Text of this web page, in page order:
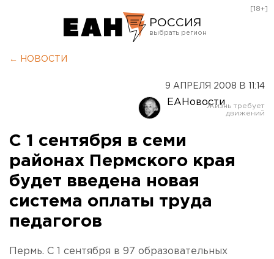
РОССИЯ
Оренбург
[18+]
← НОВОСТИ
9 АПРЕЛЯ 2008 В 11:14
ЕАНовости
С 1 сентября в семи
районах Пермского края
будет введена новая
система оплаты труда
педагогов
Пермь. С 1 сентября в 97 образовательных